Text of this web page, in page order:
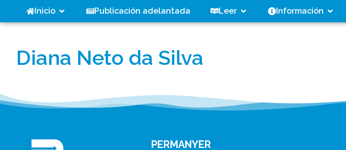
Inicio Publicación adelantada Leer Información
Diana Neto da Silva
PERMANYER